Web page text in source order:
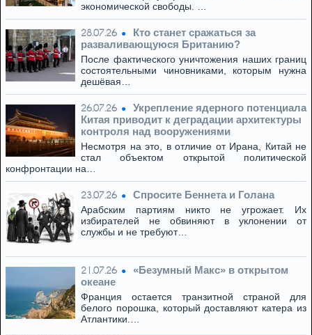
экономической свободы. …
28.07.26
Кто станет сражаться за
разваливающуюся Британию?
После фактического уничтожения наших границ
состоятельными чиновниками, которым нужна
дешёвая…
26.07.26
Укрепление ядерного потенциала
Китая приводит к деградации архитектуры
контроля над вооружениями
Несмотря на это, в отличие от Ирана, Китай не
стал объектом открытой политической
конфронтации на…
23.07.26 Спросите Беннета и Голана
Арабским партиям никто не угрожает. Их
избирателей не обвиняют в уклонении от
службы и не требуют…
21.07.26
«Безумный Макс» в открытом
океане
Франция остается транзитной страной для
белого порошка, который доставляют катера из
Атлантики.…